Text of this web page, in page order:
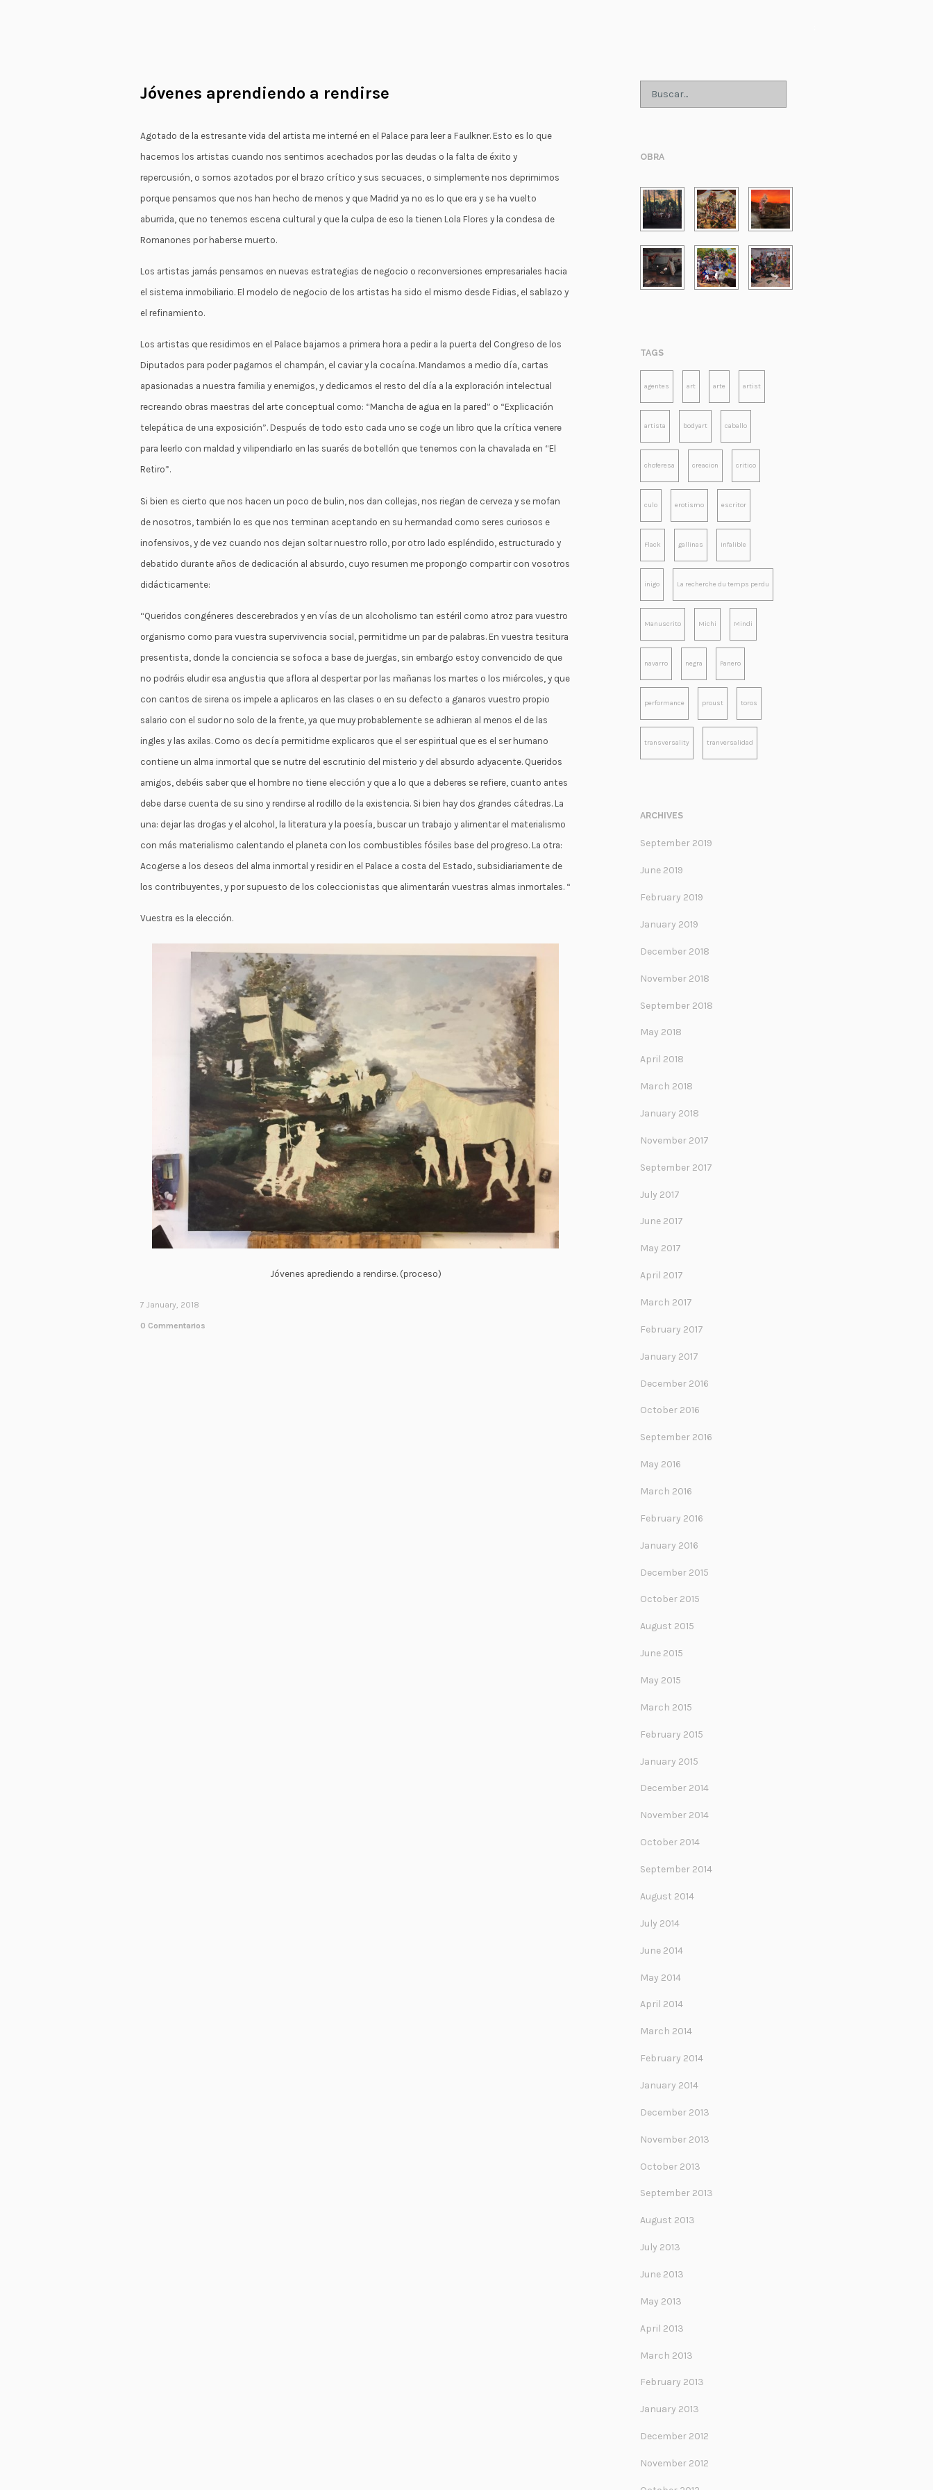
Jóvenes aprendiendo a rendirse
Agotado de la estresante vida del artista me interné en el Palace para leer a Faulkner. Esto es lo que
hacemos los artistas cuando nos sentimos acechados por las deudas o la falta de éxito y
repercusión, o somos azotados por el brazo crítico y sus secuaces, o simplemente nos deprimimos
porque pensamos que nos han hecho de menos y que Madrid ya no es lo que era y se ha vuelto
aburrida, que no tenemos escena cultural y que la culpa de eso la tienen Lola Flores y la condesa de
Romanones por haberse muerto.
Los artistas jamás pensamos en nuevas estrategias de negocio o reconversiones empresariales hacia
el sistema inmobiliario. El modelo de negocio de los artistas ha sido el mismo desde Fidias, el sablazo y
el refinamiento.
Los artistas que residimos en el Palace bajamos a primera hora a pedir a la puerta del Congreso de los
Diputados para poder pagarnos el champán, el caviar y la cocaína. Mandamos a medio día, cartas
apasionadas a nuestra familia y enemigos, y dedicamos el resto del día a la exploración intelectual
recreando obras maestras del arte conceptual como: “Mancha de agua en la pared” o “Explicación
telepática de una exposición”. Después de todo esto cada uno se coge un libro que la crítica venere
para leerlo con maldad y vilipendiarlo en las suarés de botellón que tenemos con la chavalada en “El
Retiro”.
Si bien es cierto que nos hacen un poco de bulin, nos dan collejas, nos riegan de cerveza y se mofan
de nosotros, también lo es que nos terminan aceptando en su hermandad como seres curiosos e
inofensivos, y de vez cuando nos dejan soltar nuestro rollo, por otro lado espléndido, estructurado y
debatido durante años de dedicación al absurdo, cuyo resumen me propongo compartir con vosotros
didácticamente:
“Queridos congéneres descerebrados y en vías de un alcoholismo tan estéril como atroz para vuestro
organismo como para vuestra supervivencia social, permitidme un par de palabras. En vuestra tesitura
presentista, donde la conciencia se sofoca a base de juergas, sin embargo estoy convencido de que
no podréis eludir esa angustia que aflora al despertar por las mañanas los martes o los miércoles, y que
con cantos de sirena os impele a aplicaros en las clases o en su defecto a ganaros vuestro propio
salario con el sudor no solo de la frente, ya que muy probablemente se adhieran al menos el de las
ingles y las axilas. Como os decía permitidme explicaros que el ser espiritual que es el ser humano
contiene un alma inmortal que se nutre del escrutinio del misterio y del absurdo adyacente. Queridos
amigos, debéis saber que el hombre no tiene elección y que a lo que a deberes se refiere, cuanto antes
debe darse cuenta de su sino y rendirse al rodillo de la existencia. Si bien hay dos grandes cátedras. La
una: dejar las drogas y el alcohol, la literatura y la poesía, buscar un trabajo y alimentar el materialismo
con más materialismo calentando el planeta con los combustibles fósiles base del progreso. La otra:
Acogerse a los deseos del alma inmortal y residir en el Palace a costa del Estado, subsidiariamente de
los contribuyentes, y por supuesto de los coleccionistas que alimentarán vuestras almas inmortales. “
Vuestra es la elección.
Jóvenes aprediendo a rendirse. (proceso)
7 January, 2018
0 Commentarios
OBRA
TAGS
agentes art arte artist
artista bodyart caballo
choferesa creacion critico
culo erotismo escritor
Flack gallinas Infalible
inigo La recherche du temps perdu
Manuscrito Michi Mindi
navarro negra Panero
performance proust toros
transversality tranversalidad
ARCHIVES
September 2019
June 2019
February 2019
January 2019
December 2018
November 2018
September 2018
May 2018
April 2018
March 2018
January 2018
November 2017
September 2017
July 2017
June 2017
May 2017
April 2017
March 2017
February 2017
January 2017
December 2016
October 2016
September 2016
May 2016
March 2016
February 2016
January 2016
December 2015
October 2015
August 2015
June 2015
May 2015
March 2015
February 2015
January 2015
December 2014
November 2014
October 2014
September 2014
August 2014
July 2014
June 2014
May 2014
April 2014
March 2014
February 2014
January 2014
December 2013
November 2013
October 2013
September 2013
August 2013
July 2013
June 2013
May 2013
April 2013
March 2013
February 2013
January 2013
December 2012
November 2012